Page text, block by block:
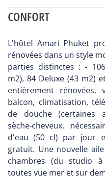
CONFORT
L'hôtel Amari Phuket
rénovées dans un style
parties distinctes : -
m2), 84 Deluxe (43 m2)
entièrement
balcon, climatisation,
de douche (certaines
sèche-cheveux,
d'eau (50 cl) par jour
gratuit. Une nouvelle
chambres (du studio
toutes vue mer et sur